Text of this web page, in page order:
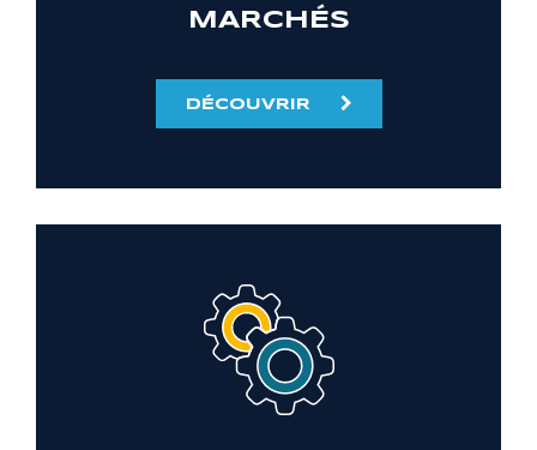
MARCHÉS
DÉCOUVRIR